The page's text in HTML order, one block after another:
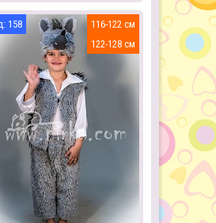
158
116-122
122-128